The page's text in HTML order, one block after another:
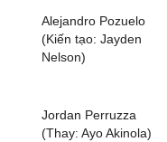
Alejandro Pozuelo
(Kiến tạo: Jayden
Nelson)
Jordan Perruzza
(Thay: Ayo Akinola)